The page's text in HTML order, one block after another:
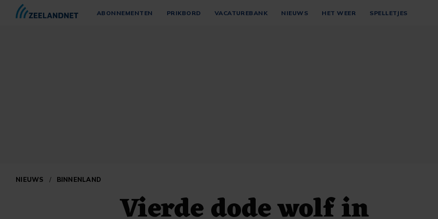
ABONNEMENTEN PRIKBORD VACATUREBANK NIEUWS HET WEER SPELLETJES
NIEUWS / BINNENLAND